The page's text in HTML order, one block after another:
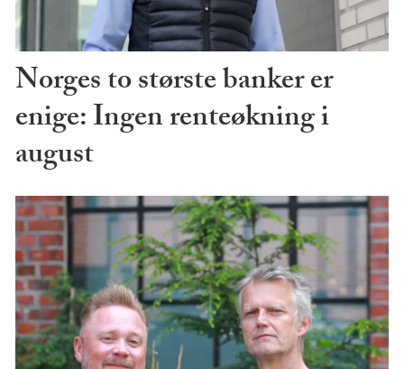
Norges to største banker er
enige: Ingen renteøkning i
august